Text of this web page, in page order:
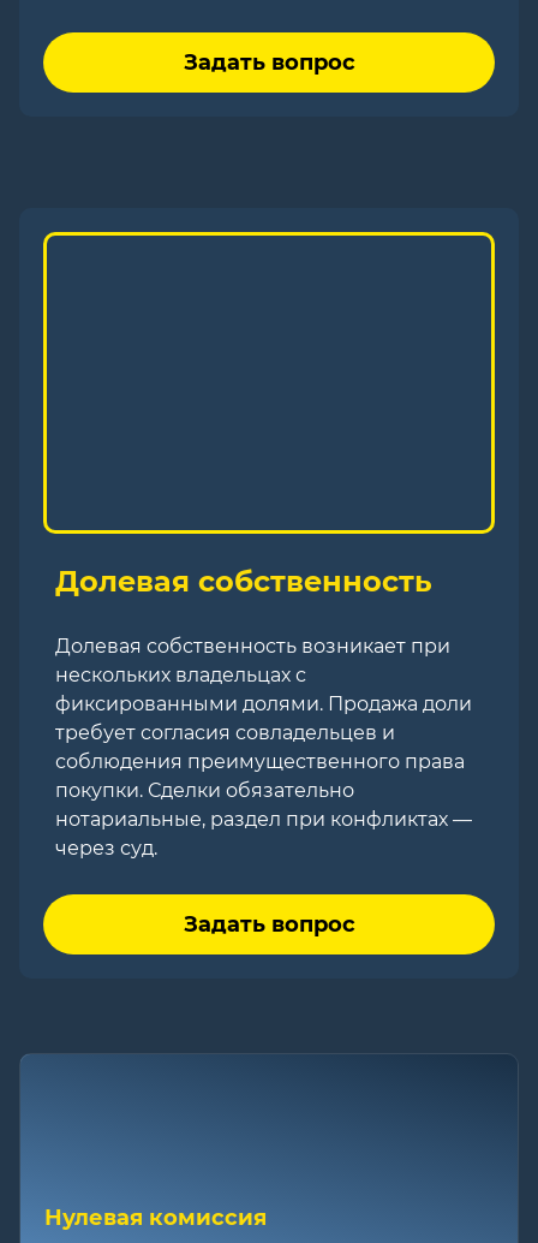
Задать вопрос
Долевая собственность
Долевая собственность возникает при
нескольких владельцах с
фиксированными долями. Продажа доли
требует согласия совладельцев и
соблюдения преимущественного права
покупки. Сделки обязательно
нотариальные, раздел при конфликтах —
через суд.
Задать вопрос
Нулевая комиссия